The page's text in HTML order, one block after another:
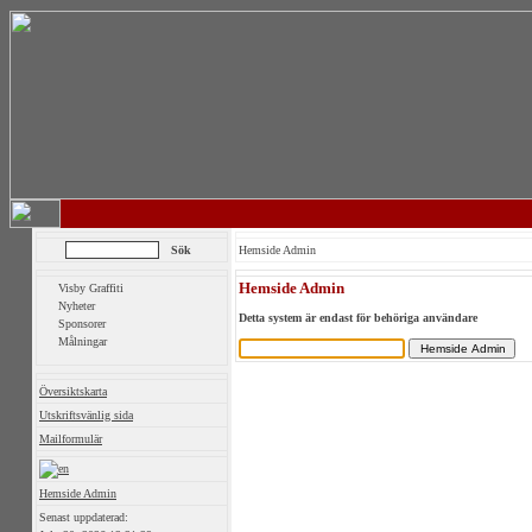
Visby Graffiti
Nyheter
Sponsorer
Målningar
Översiktskarta
Utskriftsvänlig sida
Mailformulär
Hemside Admin
Senast uppdaterad:
Hemside Admin
Hemside Admin
Detta system är endast för behöriga användare